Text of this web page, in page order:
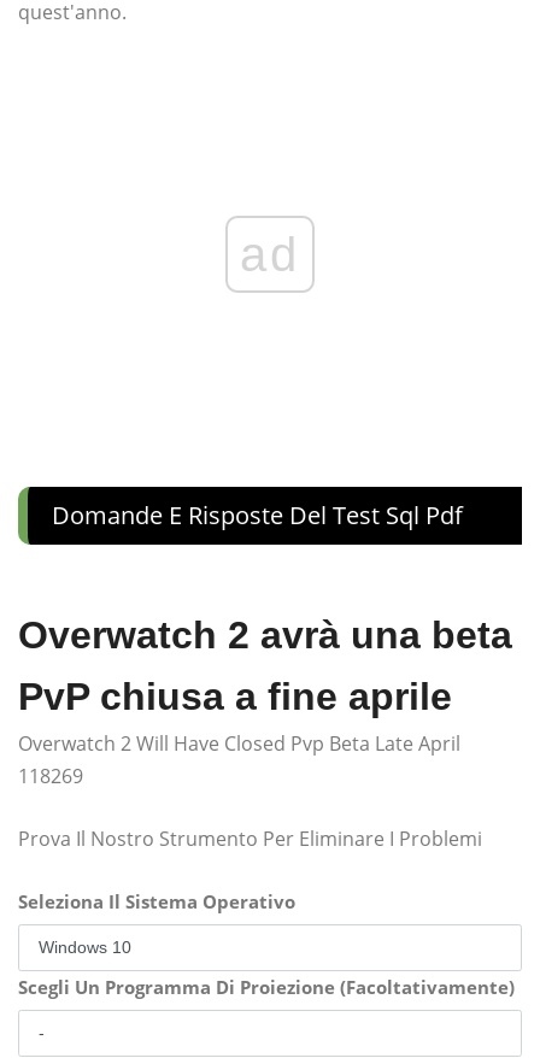
quest'anno.
ad
Domande E Risposte Del Test Sql Pdf
Overwatch 2 avrà una beta
PvP chiusa a fine aprile
Overwatch 2 Will Have Closed Pvp Beta Late April
118269
Prova Il Nostro Strumento Per Eliminare I Problemi
Seleziona Il Sistema Operativo
Scegli Un Programma Di Proiezione (Facoltativamente)